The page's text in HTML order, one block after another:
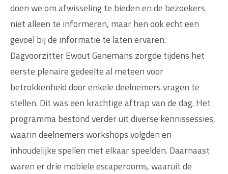
doen we om afwisseling te bieden en de bezoekers
niet alleen te informeren, maar hen ook echt een
gevoel bij de informatie te laten ervaren.
Dagvoorzitter Ewout Genemans zorgde tijdens het
eerste plenaire gedeelte al meteen voor
betrokkenheid door enkele deelnemers vragen te
stellen. Dit was een krachtige aftrap van de dag. Het
programma bestond verder uit diverse kennissessies,
waarin deelnemers workshops volgden en
inhoudelijke spellen met elkaar speelden. Daarnaast
waren er drie mobiele escaperooms, waaruit de